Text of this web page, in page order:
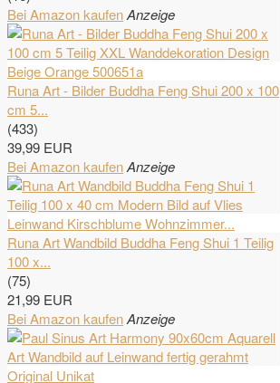
Bei Amazon kaufenAnzeige
Runa Art - Bilder Buddha Feng Shui 200 x 100
cm 5...
(433)
39,99 EUR
Bei Amazon kaufenAnzeige
Runa Art Wandbild Buddha Feng Shui 1 Teilig
100 x...
(75)
21,99 EUR
Bei Amazon kaufenAnzeige